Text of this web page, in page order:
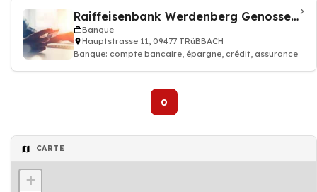
Raiffeisenbank Werdenberg Genossenschaft
Banque
Hauptstrasse 11, 09477 TRüBBACH
Banque: compte bancaire, épargne, crédit, assurance
0
CARTE
+